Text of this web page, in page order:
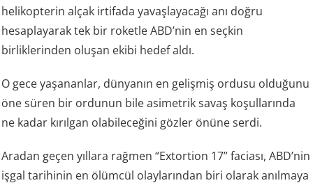
helikopterin alçak irtifada yavaşlayacağı anı doğru
hesaplayarak tek bir roketle ABD’nin en seçkin
birliklerinden oluşan ekibi hedef aldı.
O gece yaşananlar, dünyanın en gelişmiş ordusu olduğunu
öne süren bir ordunun bile asimetrik savaş koşullarında
ne kadar kırılgan olabileceğini gözler önüne serdi.
Aradan geçen yıllara rağmen “Extortion 17” faciası, ABD’nin
işgal tarihinin en ölümcül olaylarından biri olarak anılmaya